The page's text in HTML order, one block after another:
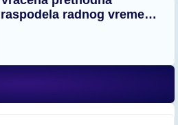
raspodela radnog vreme…